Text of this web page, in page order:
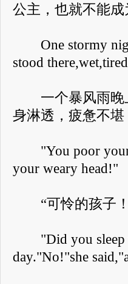
公主，也就不能
One stormy
stood
一个暴风雨晚
身淋透，疲惫不堪
"You poor young
your weary head!"
“可怜的孩子！
"Did you sleep
day."No!"she